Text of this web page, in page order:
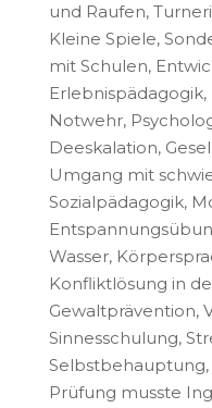
und Raufen,
Kleine Spiele,
mit Schulen,
Notwehr,
Deeskalation,
Umgang mit
Sozialpädagogik,
Wasser,
Konfliktlösung in
Gewaltprävention,
Sinnesschulung,
Selbstbehauptung,
Prüfung musste